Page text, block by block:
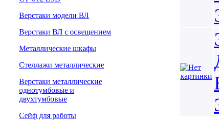
Верстаки модели ВЛ
Верстаки ВЛ с освещением
Металлические шкафы
Стеллажи металлические
Верстаки металлические
однотумбовые и
двухтумбовые
Сейф для работы